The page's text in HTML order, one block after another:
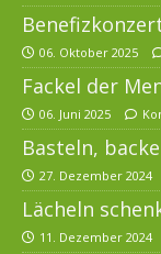
06. Oktober 2025
Fackel der
06. Juni 2025
Basteln,
27. Dezember 2024
Lächeln
11. Dezember 2024